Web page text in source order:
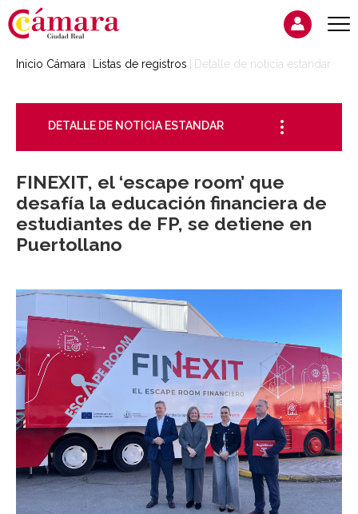
Inicio Cámara Listas de registros Detalle de noticia estandar
DETALLE DE NOTICIA ESTANDAR
FINEXIT, el ‘escape room’ que
desafía la educación financiera de
estudiantes de FP, se detiene en
Puertollano